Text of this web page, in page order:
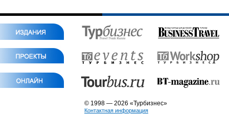
© 1998 — 2026 «Турбизнес»
Контактная информация